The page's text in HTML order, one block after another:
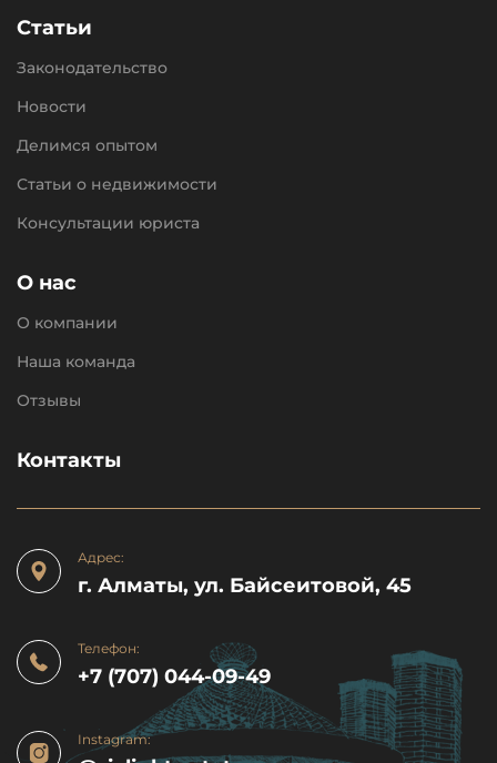
Статьи
Законодательство
Новости
Делимся опытом
Статьи о недвижимости
Консультации юриста
О нас
О компании
Наша команда
Отзывы
Контакты
Адрес:
г. Алматы, ул. Байсеитовой, 45
Телефон:
+7 (707) 044-09-49
Instagram: